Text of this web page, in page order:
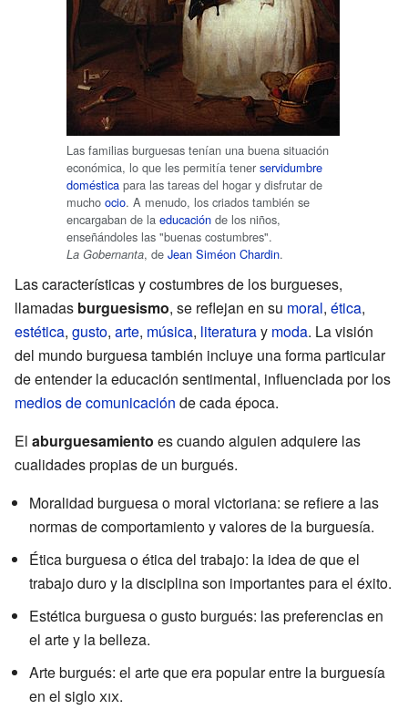
Las familias burguesas tenían una buena situación
económica, lo que les permitía tener servidumbre
doméstica para las tareas del hogar y disfrutar de
mucho ocio. A menudo, los criados también se
encargaban de la educación de los niños,
enseñándoles las "buenas costumbres".
La Gobernanta, de Jean Siméon Chardin.
Las características y costumbres de los burgueses,
llamadas burguesismo, se reflejan en su moral, ética,
estética, gusto, arte, música, literaturay moda. La visión
del mundo burguesa también incluye una forma particular
de entender la educación sentimental, influenciada por los
medios de comunicación de cada época.
El aburguesamiento es cuando alguien adquiere las
cualidades propias de un burgués.
Moralidad burguesa o moral victoriana: se refiere a las
normas de comportamiento y valores de la burguesía.
Ética burguesa o ética del trabajo: la idea de que el
trabajo duro y la disciplina son importantes para el éxito.
Estética burguesa o gusto burgués: las preferencias en
el arte y la belleza.
Arte burgués: el arte que era popular entre la burguesía
en el sigloxix.